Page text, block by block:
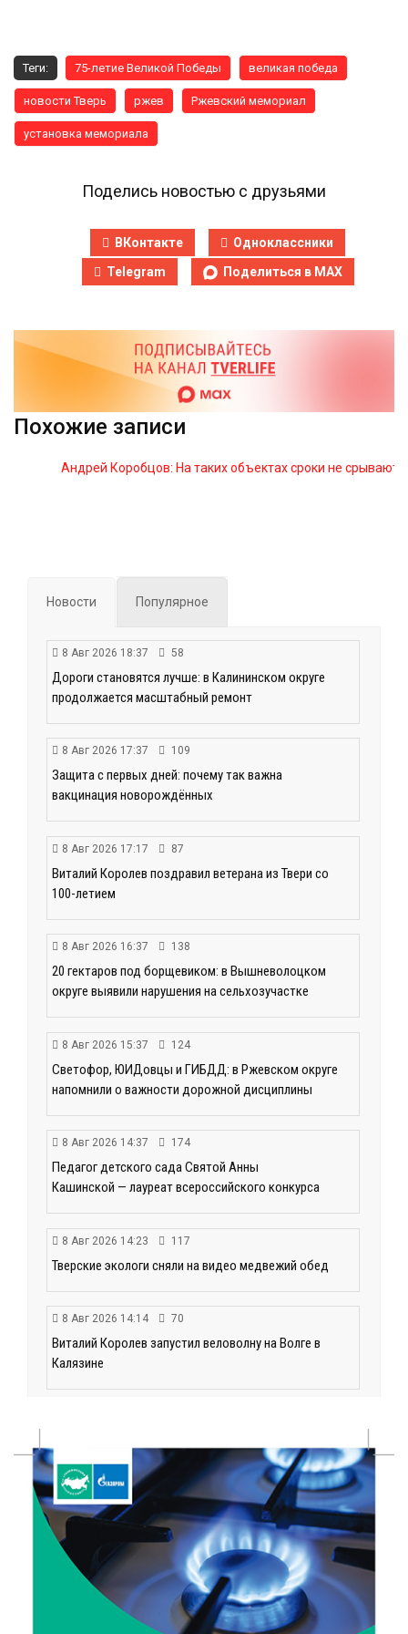
Теги: 75-летие Великой Победы великая победа
новости Тверь ржев Ржевский мемориал
установка мемориала
Поделись новостью с друзьями
ВКонтакте
Одноклассники
Telegram
Поделиться в MAX
Похожие записи
Андрей Коробцов: На таких объектах сроки не срывают
Новости Популярное
8 Авг 2026 18:37 58
Дороги становятся лучше: в Калининском округе
продолжается масштабный ремонт
8 Авг 2026 17:37 109
Защита с первых дней: почему так важна
вакцинация новорождённых
8 Авг 2026 17:17 87
Виталий Королев поздравил ветерана из Твери со
100-летием
8 Авг 2026 16:37 138
20 гектаров под борщевиком: в Вышневолоцком
округе выявили нарушения на сельхозучастке
8 Авг 2026 15:37 124
Светофор, ЮИДовцы и ГИБДД: в Ржевском округе
напомнили о важности дорожной дисциплины
8 Авг 2026 14:37 174
Педагог детского сада Святой Анны
Кашинской — лауреат всероссийского конкурса
8 Авг 2026 14:23 117
Тверские экологи сняли на видео медвежий обед
8 Авг 2026 14:14 70
Виталий Королев запустил веловолну на Волге в
Калязине
в 2026 году?
8 Авг 2026 12:37 203
Забыл вещи в транспорте? Рассказываем, что ждёт
пассажиров по новым правилам
8 Авг 2026 12:12 223